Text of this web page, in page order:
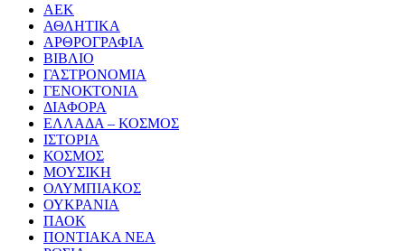
ΑΕΚ
ΑΘΛΗΤΙΚΑ
ΑΡΘΡΟΓΡΑΦΙΑ
ΒΙΒΛΙΟ
ΓΑΣΤΡΟΝΟΜΙΑ
ΓΕΝΟΚΤΟΝΙΑ
ΔΙΑΦΟΡΑ
ΕΛΛΑΔΑ – ΚΟΣΜΟΣ
ΙΣΤΟΡΙΑ
ΚΟΣΜΟΣ
ΜΟΥΣΙΚΗ
ΟΛΥΜΠΙΑΚΟΣ
ΟΥΚΡΑΝΙΑ
ΠΑΟΚ
ΠΟΝΤΙΑΚΑ ΝΕΑ